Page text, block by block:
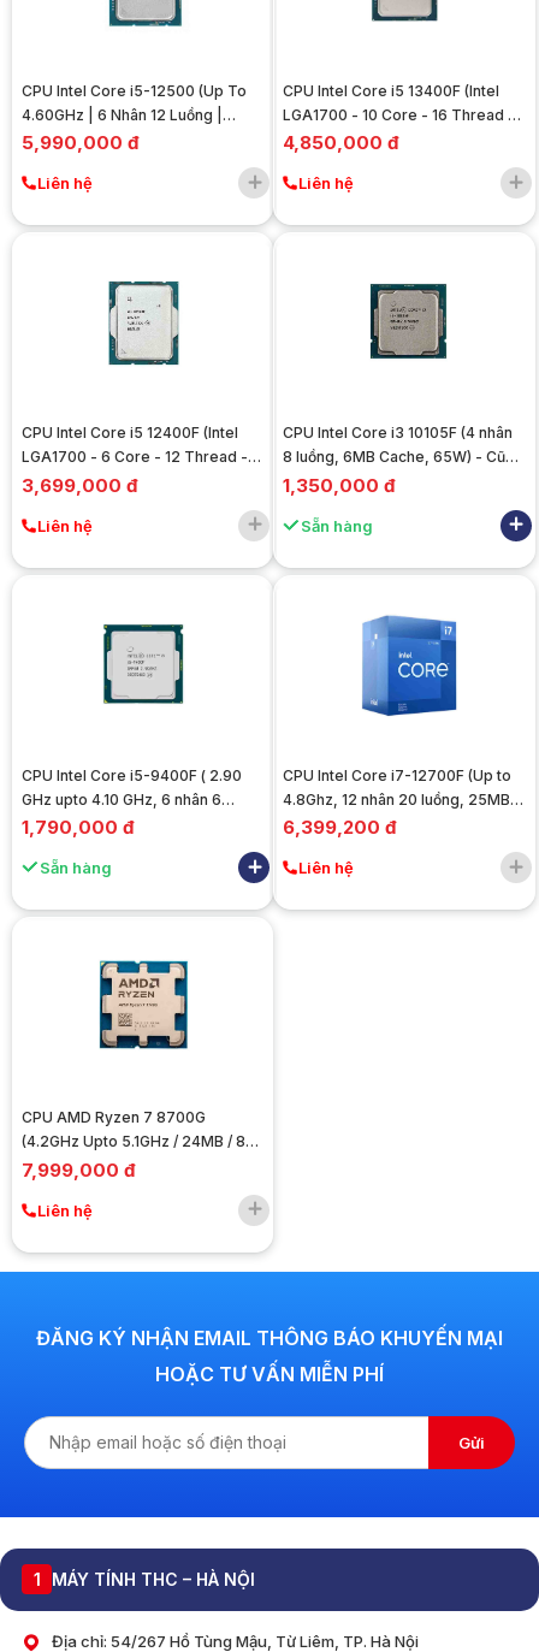
CPU Intel Core i5-12500 (Up To
4.60GHz | 6 Nhân 12 Luồng |
18MB Cache | LGA1700)
5,990,000 đ
Liên hệ
CPU Intel Core i5 13400F (Intel
LGA1700 - 10 Core - 16 Thread -
Base 2.5Ghz - Turbo 4.6Ghz -
4,850,000 đ
Liên hệ
CPU Intel Core i5 12400F (Intel
LGA1700 - 6 Core - 12 Thread -
Base 2.5Ghz - Turbo 4.4Ghz -
3,699,000 đ
Liên hệ
CPU Intel Core i3 10105F (4 nhân
8 luồng, 6MB Cache, 65W) - Cũ
đẹp
1,350,000 đ
Sẵn hàng
CPU Intel Core i5-9400F ( 2.90
GHz upto 4.10 GHz, 6 nhân 6
luồng, 9MB) - Cũ đẹp
1,790,000 đ
Sẵn hàng
CPU Intel Core i7-12700F (Up to
4.8Ghz, 12 nhân 20 luồng, 25MB
Cache, 125W) - Socket Intel LGA
6,399,200 đ
Liên hệ
CPU AMD Ryzen 7 8700G
(4.2GHz Upto 5.1GHz / 24MB / 8
Cores, 16 Threads / 65W / Socket
7,999,000 đ
Liên hệ
ĐĂNG KÝ NHẬN EMAIL THÔNG BÁO KHUYẾN MẠI
HOẶC TƯ VẤN MIỄN PHÍ
Gửi
1 MÁY TÍNH THC – HÀ NỘI
Địa chỉ: 54/267 Hồ Tùng Mậu, Từ Liêm, TP. Hà Nội